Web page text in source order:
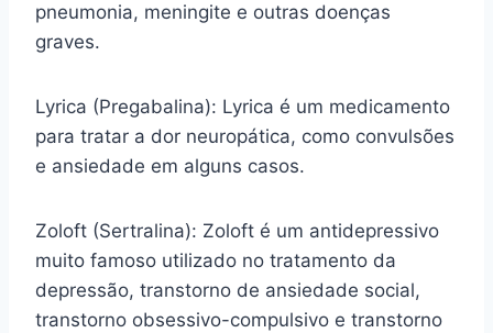
pneumonia, meningite e outras doenças
graves.
Lyrica (Pregabalina): Lyrica é um medicamento
para tratar a dor neuropática, como convulsões
e ansiedade em alguns casos.
Zoloft (Sertralina): Zoloft é um antidepressivo
muito famoso utilizado no tratamento da
depressão, transtorno de ansiedade social,
transtorno obsessivo-compulsivo e transtorno